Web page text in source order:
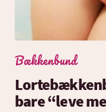
Bækkenbund
bare “leve